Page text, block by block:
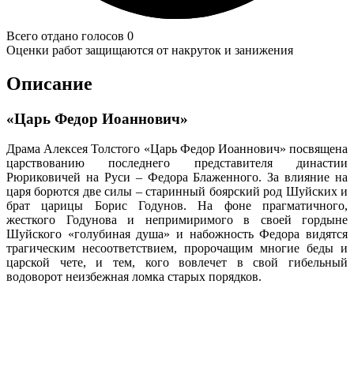
Всего отдано голосов 0
Оценки работ защищаются от накруток и занижения
Описание
«Царь Федор Иоаннович»
Драма Алексея Толстого «Царь Федор Иоаннович» посвящена
царствованию последнего представителя династии
Рюриковичей на Руси – Федора Блаженного. За влияние на
царя борются две силы – старинный боярский род Шуйских и
брат царицы Борис Годунов. На фоне прагматичного,
жесткого Годунова и непримиримого в своей гордыне
Шуйского «голубиная душа» и набожность Федора видятся
трагическим несоответствием, пророчащим многие беды и
царской чете, и тем, кого вовлечет в свой гибельный
водоворот неизбежная ломка старых порядков.